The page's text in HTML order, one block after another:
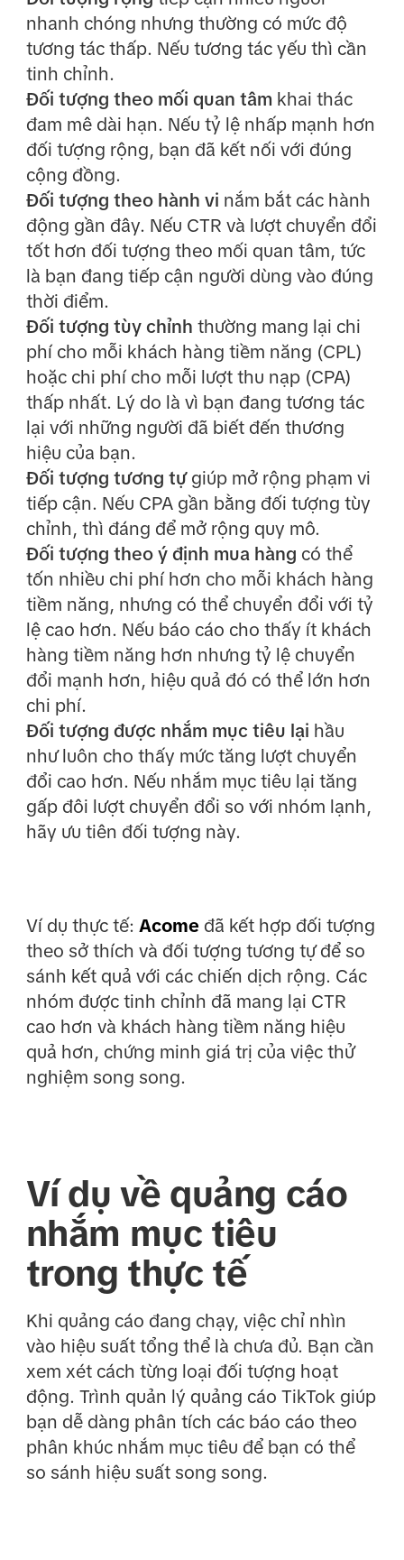
nhanh chóng nhưng thường có mức độ
tương tác thấp. Nếu tương tác yếu thì cần
tinh chỉnh.
Đối tượng theo mối quan tâm khai thác
đam mê dài hạn. Nếu tỷ lệ nhấp mạnh hơn
đối tượng rộng, bạn đã kết nối với đúng
cộng đồng.
Đối tượng theo hành vi nắm bắt các hành
động gần đây. Nếu CTR và lượt chuyển đổi
tốt hơn đối tượng theo mối quan tâm, tức
là bạn đang tiếp cận người dùng vào đúng
thời điểm.
Đối tượng tùy chỉnh thường mang lại chi
phí cho mỗi khách hàng tiềm năng (CPL)
hoặc chi phí cho mỗi lượt thu nạp (CPA)
thấp nhất. Lý do là vì bạn đang tương tác
lại với những người đã biết đến thương
hiệu của bạn.
Đối tượng tương tựgiúp mở rộng phạm vi
tiếp cận. Nếu CPA gần bằng đối tượng tùy
chỉnh, thì đáng để mở rộng quy mô.
Đối tượng theo ý định mua hàng có thể
tốn nhiều chi phí hơn cho mỗi khách hàng
tiềm năng, nhưng có thể chuyển đổi với tỷ
lệ cao hơn. Nếu báo cáo cho thấy ít khách
hàng tiềm năng hơn nhưng tỷ lệ chuyển
đổi mạnh hơn, hiệu quả đó có thể lớn hơn
chi phí.
Đối tượng được nhắm mục tiêu lại hầu
như luôn cho thấy mức tăng lượt chuyển
đổi cao hơn. Nếu nhắm mục tiêu lại tăng
gấp đôi lượt chuyển đổi so với nhóm lạnh,
hãy ưu tiên đối tượng này.
Ví dụ thực tế: Acome đã kết hợp đối tượng
theo sở thích và đối tượng tương tự để so
sánh kết quả với các chiến dịch rộng. Các
nhóm được tinh chỉnh đã mang lại CTR
cao hơn và khách hàng tiềm năng hiệu
quả hơn, chứng minh giá trị của việc thử
nghiệm song song.
Ví dụ về quảng cáo
nhắm mục tiêu
trong thực tế
Khi quảng cáo đang chạy, việc chỉ nhìn
vào hiệu suất tổng thể là chưa đủ. Bạn cần
xem xét cách từng loại đối tượng hoạt
động. Trình quản lý quảng cáo TikTok giúp
bạn dễ dàng phân tích các báo cáo theo
phân khúc nhắm mục tiêu để bạn có thể
so sánh hiệu suất song song.